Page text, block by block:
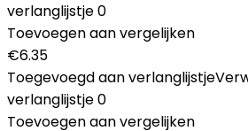
verlanglijstje0
Toevoegen aan vergelijken
€6.35
Toegevoegd aan verlanglijstje
verlanglijstje0
Toevoegen aan vergelijken